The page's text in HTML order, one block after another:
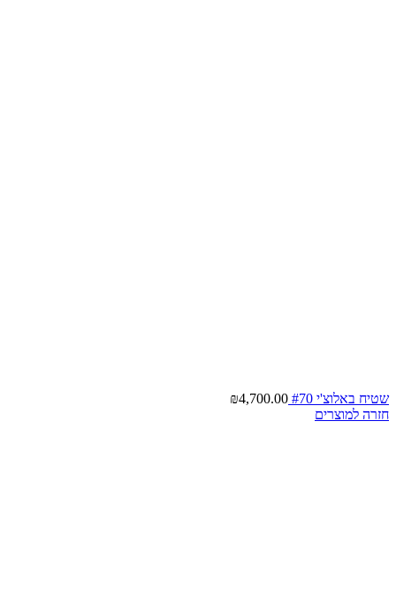
שטיח באלוצ'י #70 ₪4,700.00
חזרה למוצרים